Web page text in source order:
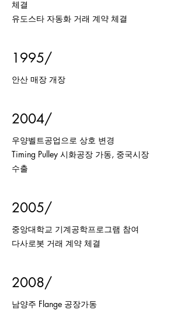
체결
​유도스타 자동화 거래 계약 체결
1995/
안산 매장 개장
2004/
우양벨트공업으로 상호 변경
Timing Pulley 시화공장 가동, 중국시장
수출
2005/
중앙대학교 기계공학프로그램 참여
​다사로봇 거래 계약 체결
2008/
남양주 Flange 공장가동